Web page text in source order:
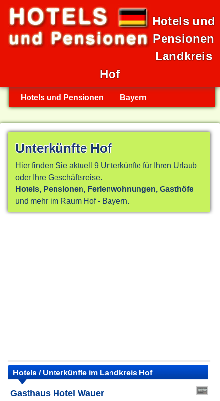
Hotels und
Pensionen
Landkreis
Hof
Hotels und Pensionen Bayern
Unterkünfte Hof
Hier finden Sie aktuell 9 Unterkünfte für Ihren Urlaub
oder Ihre Geschäftsreise.
Hotels, Pensionen, Ferienwohnungen, Gasthöfe
und mehr im Raum Hof - Bayern.
Hotels / Unterkünfte im Landkreis Hof
Gasthaus Hotel Wauer